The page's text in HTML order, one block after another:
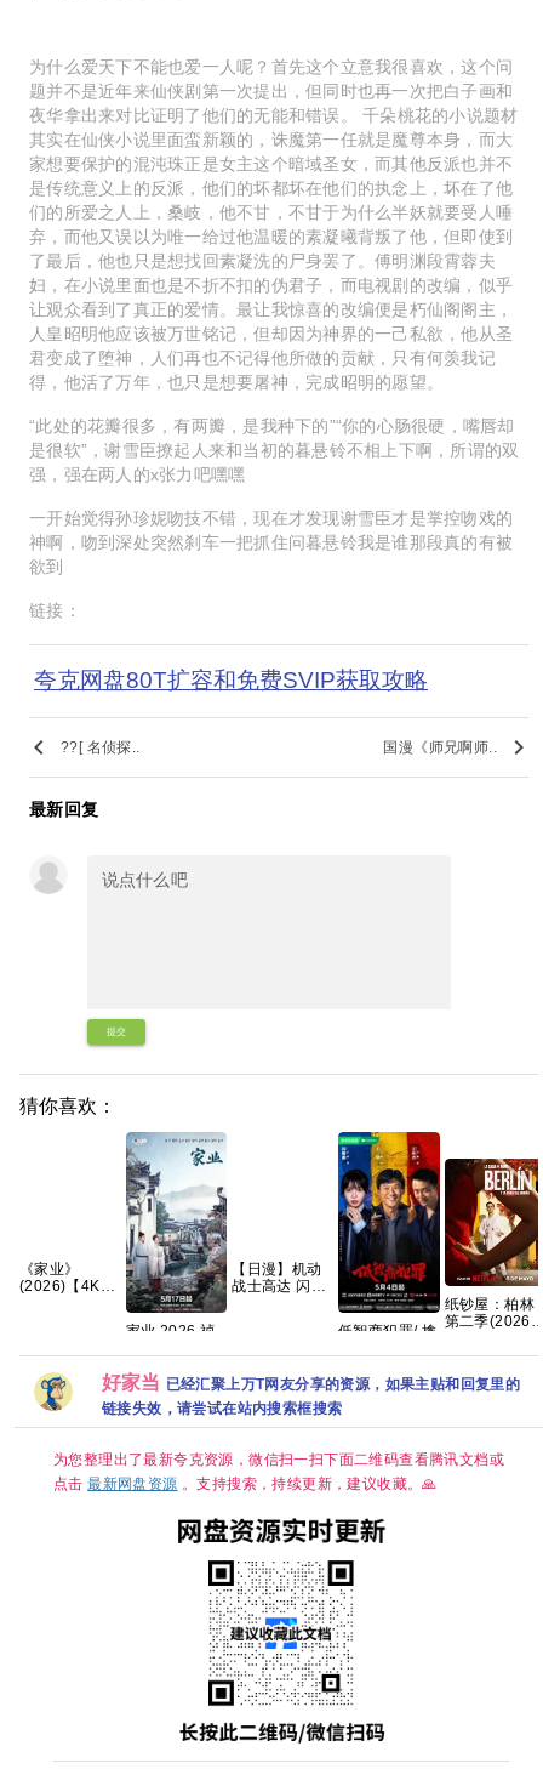
为什么爱天下不能也爱一人呢？首先这个立意我很喜欢，这个问
题并不是近年来仙侠剧第一次提出，但同时也再一次把白子画和
夜华拿出来对比证明了他们的无能和错误。 千朵桃花的小说题材
其实在仙侠小说里面蛮新颖的，诛魔第一任就是魔尊本身，而大
家想要保护的混沌珠正是女主这个暗域圣女，而其他反派也并不
是传统意义上的反派，他们的坏都坏在他们的执念上，坏在了他
们的所爱之人上，桑岐，他不甘，不甘于为什么半妖就要受人唾
弃，而他又误以为唯一给过他温暖的素凝曦背叛了他，但即使到
了最后，他也只是想找回素凝洗的尸身罢了。傅明渊段霄蓉夫
妇，在小说里面也是不折不扣的伪君子，而电视剧的改编，似乎
让观众看到了真正的爱情。最让我惊喜的改编便是朽仙阁阁主，
人皇昭明他应该被万世铭记，但却因为神界的一己私欲，他从圣
君变成了堕神，人们再也不记得他所做的贡献，只有何羡我记
得，他活了万年，也只是想要屠神，完成昭明的愿望。
“此处的花瓣很多，有两瓣，是我种下的”“你的心肠很硬，嘴唇却
是很软”，谢雪臣撩起人来和当初的暮悬铃不相上下啊，所谓的双
强，强在两人的x张力吧嘿嘿
一开始觉得孙珍妮吻技不错，现在才发现谢雪臣才是掌控吻戏的
神啊，吻到深处突然刹车一把抓住问暮悬铃我是谁那段真的有被
欲到
链接：
夸克网盘80T扩容和免费SVIP获取攻略
keyboard_arrow_left ??[ 名侦探.. 国漫《师兄啊师.. keyboard_arrow_right
最新回复
提交
猜你喜欢：
《家业‎》
(2026)【4K】
家业 2026 祯
东君 已更最新
夸克
【日漫】机动
战士高达 闪光
第一部】【剧
【内嵌中字】
【豆瓣：8.1】
低智商犯罪/ 擒
/ 】【悬疑/ 犯
罪】【国语中
字】【4K 持续
更新】
纸钞屋：柏林
第二季(2026)
中字][43.1GB]
好家当 已经汇聚上万T网友分享的资源，如果主贴和回复里的
链接失效，请尝试在站内搜索框搜索
为您整理出了最新夸克资源，微信扫一扫下面二维码查看腾讯文档或
点击最新网盘资源 。支持搜索，持续更新，建议收藏。🙏